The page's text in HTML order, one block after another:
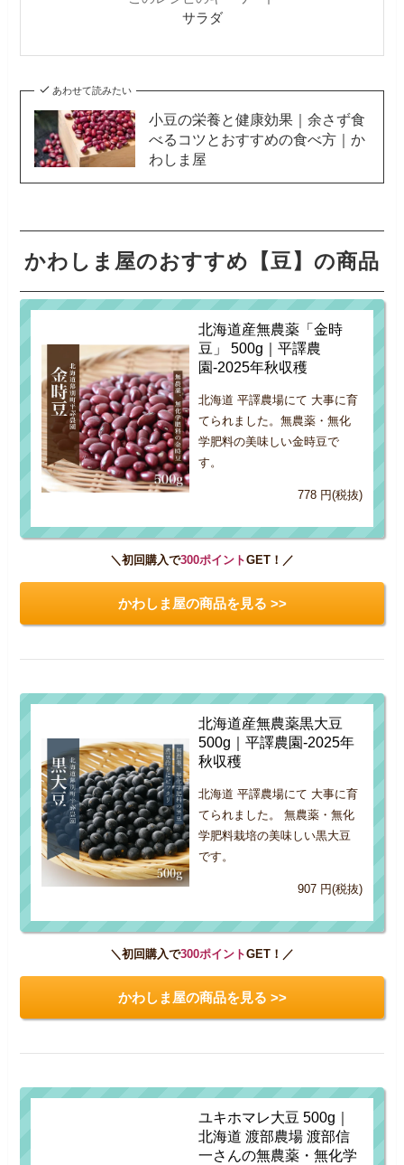
サラダ
あわせて読みたい
小豆の栄養と健康効果｜余さず食
べるコツとおすすめの食べ方｜か
わしま屋
かわしま屋のおすすめ【豆】の商品
北海道産無農薬「金時
豆」 500g｜平譯農
園-2025年秋収穫
北海道 平譯農場にて 大事に育
てられました。無農薬・無化
学肥料の美味しい金時豆で
す。
778 円(税抜)
＼初回購入で300ポイントGET！／
かわしま屋の商品を見る >>
北海道産無農薬黒大豆
500g｜平譯農園-2025年
秋収穫
北海道 平譯農場にて 大事に育
てられました。 無農薬・無化
学肥料栽培の美味しい黒大豆
です。
907 円(税抜)
＼初回購入で300ポイントGET！／
かわしま屋の商品を見る >>
ユキホマレ大豆 500g｜
北海道 渡部農場 渡部信
一さんの無農薬・無化学